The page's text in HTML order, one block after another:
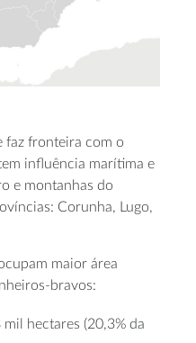
faz fronteira com o
influência marítima e
e montanhas do
Corunha, Lugo,
maior área
bravos:
hectares (20,3% da